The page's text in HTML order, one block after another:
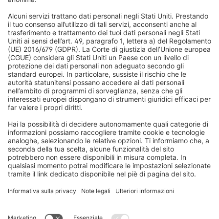
Motori per tapparelle
Zanzariere
Tende da sole
Domotica
Elettronica e radio
Newsletter
Tempi di consegna e spedizione
Metodi di pagamento
Condizioni del buono
Avvertenze di sicurezza
Registrazioni
Informazioni obbligatorie per i consumatori
Cosa dicono i nostri clienti
Metodi di pagamento
Partner di spedizione
Note legali
Termini e condizioni generali
Dichiarazione sull'accessibilità